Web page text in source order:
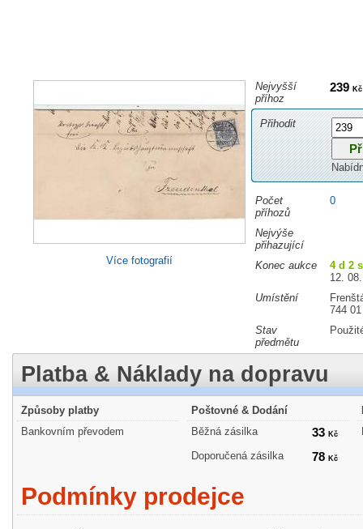
Více fotografií
Nejvyšší
příhoz
239 Kč
Přihodit
Počet
příhozů
0
Nejvýše
přihazující
Konec aukce
4 d 1 s
12.
Umístění
744 01
Stav
předmětu
Platba & Náklady na dopravu
Způsoby platby
Bankovním převodem
Poštovné & Dodání
Běžná zásilka
33 Kč
Doporučená zásilka 78 Kč
Podmínky prodejce